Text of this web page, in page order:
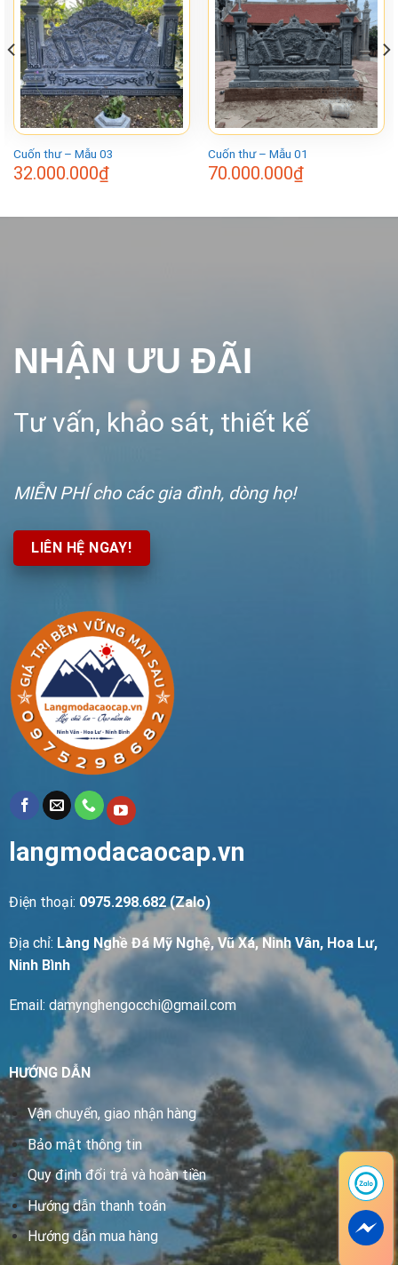
Cuốn thư – Mẫu 03
32.000.000₫
Cuốn thư – Mẫu 01
70.000.000₫
NHẬN ƯU ĐÃI
Tư vấn, khảo sát, thiết kế
MIỄN PHÍ cho các gia đình, dòng họ!
LIÊN HỆ NGAY!
langmodacaocap.vn
Điện thoại: 0975.298.682 (Zalo)
Địa chỉ: Làng Nghề Đá Mỹ Nghệ, Vũ Xá, Ninh Vân, Hoa Lư,
Ninh Bình
Email: damynghengocchi@gmail.com
HƯỚNG DẪN
Vận chuyển, giao nhận hàng
Bảo mật thông tin
Quy định đổi trả và hoàn tiền
Hướng dẫn thanh toán
Hướng dẫn mua hàng